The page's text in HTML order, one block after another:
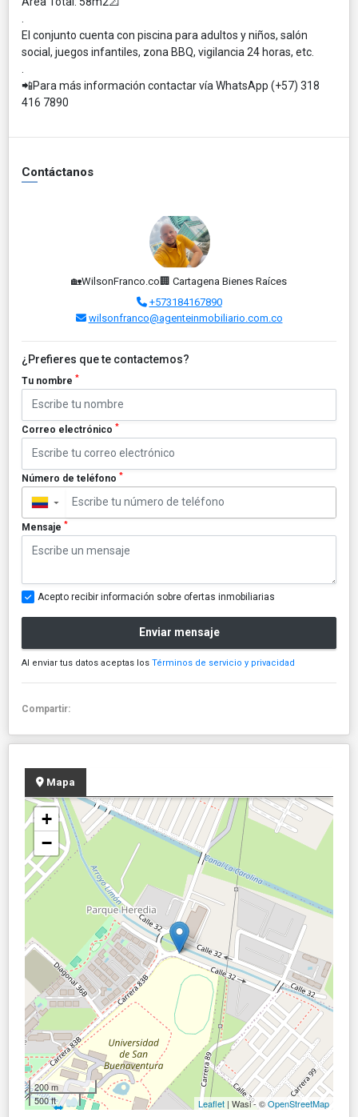
El conjunto cuenta con piscina para adultos y niños, salón
social, juegos infantiles, zona BBQ, vigilancia 24 horas, etc.
📲Para más información contactar vía WhatsApp (+57) 318
416 7890
Contáctanos
🏡WilsonFranco.co🏢 Cartagena Bienes Raíces
+573184167890
wilsonfranco@agenteinmobiliario.com.co
¿Prefieres que te contactemos?
Tu nombre *
Correo electrónico *
Número de teléfono *
▼
Mensaje *
Acepto recibir información sobre ofertas inmobiliarias
Enviar mensaje
Al enviar tus datos aceptas los Términos de servicio y privacidad
Compartir:
Mapa
+
−
200 m
500 ft
Leaflet | Wasi - ©OpenStreetMap